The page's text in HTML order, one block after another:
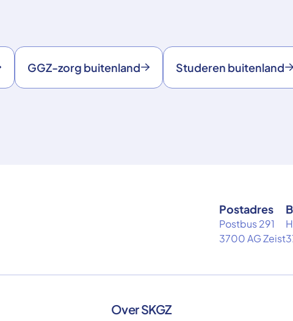
GGZ-zorg buitenland Studeren buitenland
Postadres
Postbus 291
3700 AG Zeist
Over SKGZ